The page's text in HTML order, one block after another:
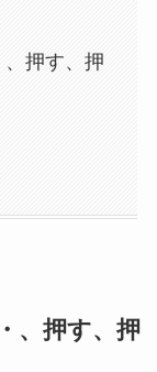
押す、押
、押す、押